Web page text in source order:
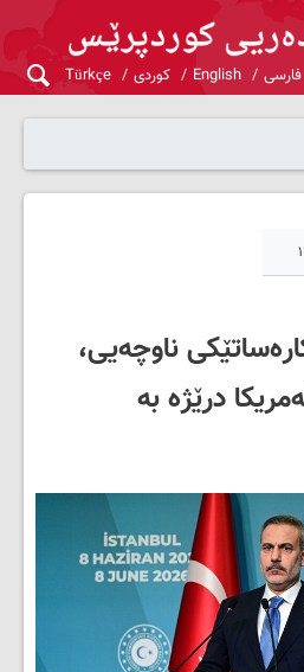
فارسی English کوردی Türkçe
ناوچەیی،
درێژە بە